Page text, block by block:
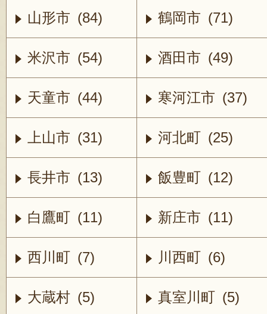
山形市 (84) 鶴岡市 (71)
米沢市 (54) 酒田市 (49)
天童市 (44) 寒河江市 (37)
上山市 (31) 河北町 (25)
長井市 (13) 飯豊町 (12)
白鷹町 (11) 新庄市 (11)
西川町 (7) 川西町 (6)
大蔵村 (5) 真室川町 (5)